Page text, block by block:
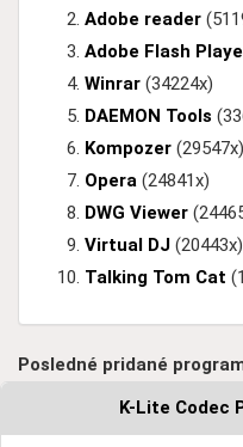
Adobe reader
Adobe Flash
Winrar (34224x)
DAEMON Tools
Kompozer (29547x)
Opera (24841x)
DWG Viewer
Virtual DJ (20443x)
Talking Tom Cat
Posledné pridané
K-Lite Codec